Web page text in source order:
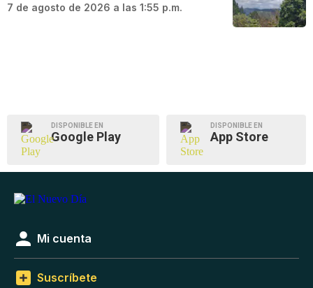
7 de agosto de 2026 a las 1:55 p.m.
DISPONIBLE EN
Google Play
DISPONIBLE EN
App Store
Mi cuenta
Suscríbete